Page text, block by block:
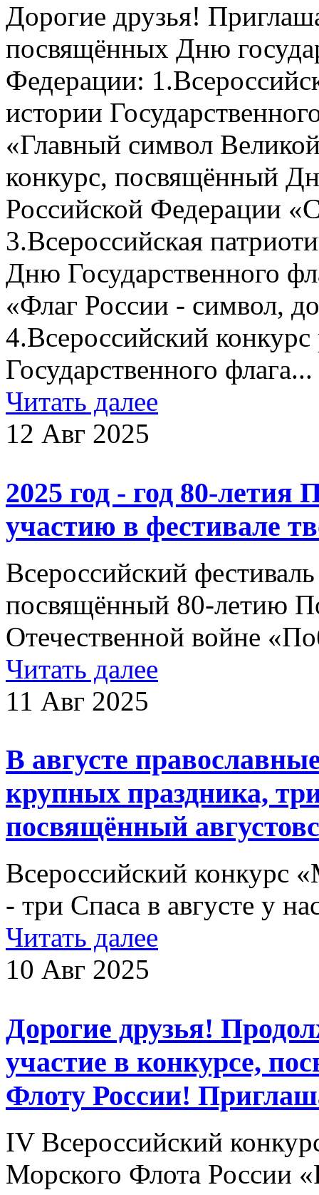
Дорогие друзья!
посвящённых Дню
Федерации:
истории
«Главный символ
конкурс, посвящённый
Российской Федерации
3.Всероссийская
Дню Государственного
«Флаг России - символ,
4.Всероссийский
Государственного флага...
Читать далее
12 Авг 2025
2025 год - год 80-
участию в фестивале
Всероссийский
посвящённый 80-летию
Отечественной войне
Читать далее
11 Авг 2025
В августе
крупных праздника,
посвящённый
Всероссийский конкурс
- три Спаса в августе у
Читать далее
10 Авг 2025
Дорогие друзья!
участие в конкурсе,
Флоту России!
IV Всероссийский
Морского Флота России